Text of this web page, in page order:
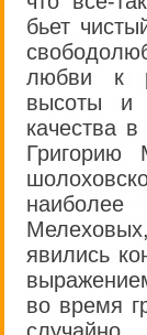
бьет
любви к
высоты и
качества
Григорию
наиболее
явились
во время